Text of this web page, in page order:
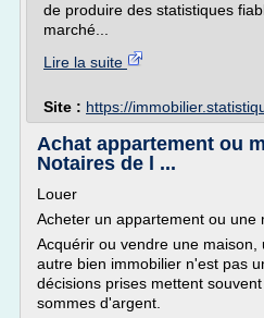
de produire des statistiques
marché...
Lire la suite
Site : https://
Achat appartement ou
Notaires de l ...
Louer
Acheter un appartement ou une
Acquérir ou vendre une
autre bien immobilier n'est pas
décisions prises mettent
sommes d'argent.